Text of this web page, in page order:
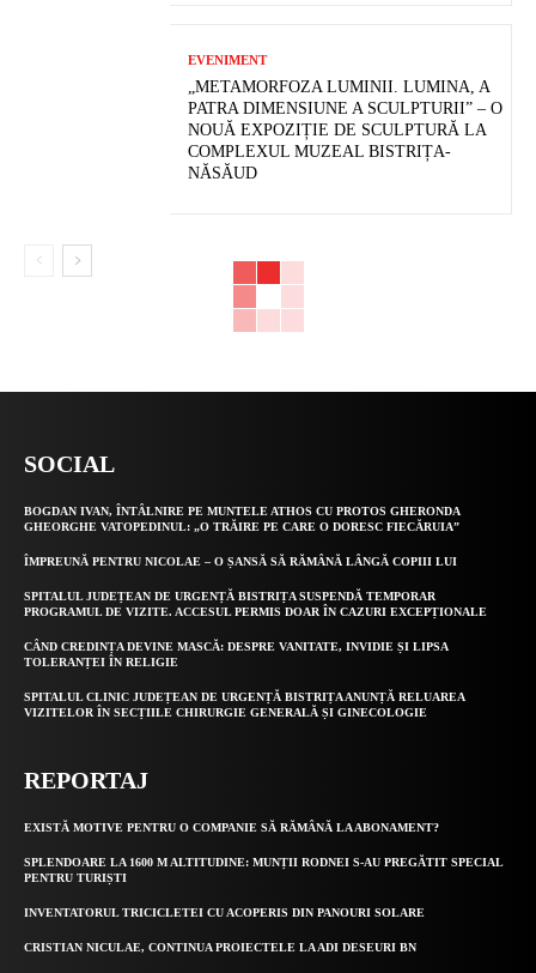
EVENIMENT
„METAMORFOZA LUMINII. LUMINA, A
PATRA DIMENSIUNE A SCULPTURII” – O
NOUĂ EXPOZIȚIE DE SCULPTURĂ LA
COMPLEXUL MUZEAL BISTRIȚA-
NĂSĂUD
SOCIAL
BOGDAN IVAN, ÎNTÂLNIRE PE MUNTELE ATHOS CU PROTOS GHERONDA
GHEORGHE VATOPEDINUL: „O TRĂIRE PE CARE O DORESC FIECĂRUIA”
ÎMPREUNĂ PENTRU NICOLAE – O ȘANSĂ SĂ RĂMÂNĂ LÂNGĂ COPIII LUI
SPITALUL JUDEȚEAN DE URGENȚĂ BISTRIȚA SUSPENDĂ TEMPORAR
PROGRAMUL DE VIZITE. ACCESUL PERMIS DOAR ÎN CAZURI EXCEPȚIONALE
CÂND CREDINȚA DEVINE MASCĂ: DESPRE VANITATE, INVIDIE ȘI LIPSA
TOLERANȚEI ÎN RELIGIE
SPITALUL CLINIC JUDEȚEAN DE URGENȚĂ BISTRIȚA ANUNȚĂ RELUAREA
VIZITELOR ÎN SECȚIILE CHIRURGIE GENERALĂ ȘI GINECOLOGIE
REPORTAJ
EXISTĂ MOTIVE PENTRU O COMPANIE SĂ RĂMÂNĂ LA ABONAMENT?
SPLENDOARE LA 1600 M ALTITUDINE: MUNȚII RODNEI S-AU PREGĂTIT SPECIAL
PENTRU TURIȘTI
INVENTATORUL TRICICLETEI CU ACOPERIS DIN PANOURI SOLARE
CRISTIAN NICULAE, CONTINUA PROIECTELE LA ADI DESEURI BN